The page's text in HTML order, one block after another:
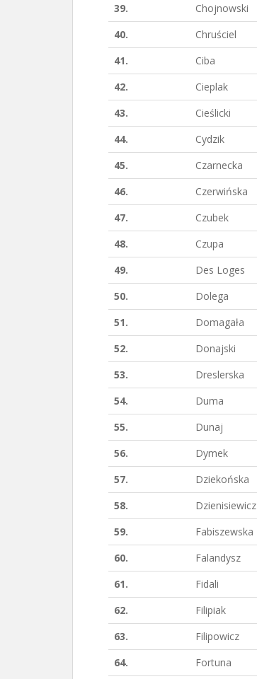
39.
Chojnowski
40.
Chruściel
41.
Ciba
42.
Cieplak
43.
Cieślicki
44.
Cydzik
45.
Czarnecka
46.
Czerwińska
47.
Czubek
48.
Czupa
49.
Des Loges
50.
Dolega
51.
Domagała
52.
Donajski
53.
Dreslerska
54.
Duma
55.
Dunaj
56.
Dymek
57.
Dziekońska
58.
Dzienisiewicz
59.
Fabiszewska
60.
Falandysz
61.
Fidali
62.
Filipiak
63.
Filipowicz
64.
Fortuna